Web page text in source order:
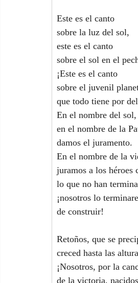
Este es el canto
sobre la luz del sol,
este es el canto
sobre el sol en el
¡Este es el canto
sobre el juvenil
que todo tiene por
En el nombre del sol,
en el nombre de la
damos el juramento.
En el nombre de la
juramos a los héroes
lo que no han
¡nosotros lo
de construir!
Retoños, que se
creced hasta las
¡Nosotros, por la
de la victoria, nacidos